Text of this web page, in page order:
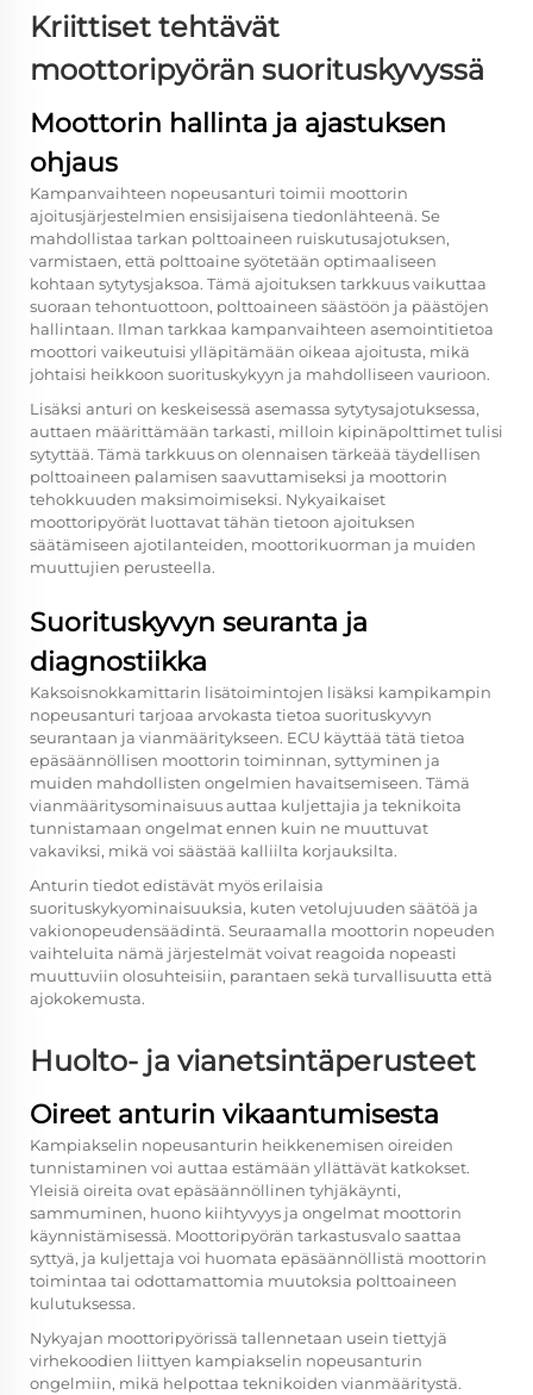
Kriittiset tehtävät
moottoripyörän suorituskyvyssä
Moottorin hallinta ja ajastuksen
ohjaus
Kampanvaihteen nopeusanturi toimii moottorin
ajoitusjärjestelmien ensisijaisena tiedonlähteenä. Se
mahdollistaa tarkan polttoaineen ruiskutusajotuksen,
varmistaen, että polttoaine syötetään optimaaliseen
kohtaan sytytysjaksoa. Tämä ajoituksen tarkkuus vaikuttaa
suoraan tehontuottoon, polttoaineen säästöön ja päästöjen
hallintaan. Ilman tarkkaa kampanvaihteen asemointitietoa
moottori vaikeutuisi ylläpitämään oikeaa ajoitusta, mikä
johtaisi heikkoon suorituskykyyn ja mahdolliseen vaurioon.
Lisäksi anturi on keskeisessä asemassa sytytysajotuksessa,
auttaen määrittämään tarkasti, milloin kipinäpolttimet tulisi
sytyttää. Tämä tarkkuus on olennaisen tärkeää täydellisen
polttoaineen palamisen saavuttamiseksi ja moottorin
tehokkuuden maksimoimiseksi. Nykyaikaiset
moottoripyörät luottavat tähän tietoon ajoituksen
säätämiseen ajotilanteiden, moottorikuorman ja muiden
muuttujien perusteella.
Suorituskyvyn seuranta ja
diagnostiikka
Kaksoisnokkamittarin lisätoimintojen lisäksi kampikampin
nopeusanturi tarjoaa arvokasta tietoa suorituskyvyn
seurantaan ja vianmääritykseen. ECU käyttää tätä tietoa
epäsäännöllisen moottorin toiminnan, syttyminen ja
muiden mahdollisten ongelmien havaitsemiseen. Tämä
vianmääritysominaisuus auttaa kuljettajia ja teknikoita
tunnistamaan ongelmat ennen kuin ne muuttuvat
vakaviksi, mikä voi säästää kalliilta korjauksilta.
Anturin tiedot edistävät myös erilaisia
suorituskykyominaisuuksia, kuten vetolujuuden säätöä ja
vakionopeudensäädintä. Seuraamalla moottorin nopeuden
vaihteluita nämä järjestelmät voivat reagoida nopeasti
muuttuviin olosuhteisiin, parantaen sekä turvallisuutta että
ajokokemusta.
Huolto- ja vianetsintäperusteet
Oireet anturin vikaantumisesta
Kampiakselin nopeusanturin heikkenemisen oireiden
tunnistaminen voi auttaa estämään yllättävät katkokset.
Yleisiä oireita ovat epäsäännöllinen tyhjäkäynti,
sammuminen, huono kiihtyvyys ja ongelmat moottorin
käynnistämisessä. Moottoripyörän tarkastusvalo saattaa
syttyä, ja kuljettaja voi huomata epäsäännöllistä moottorin
toimintaa tai odottamattomia muutoksia polttoaineen
kulutuksessa.
Nykyajan moottoripyörissä tallennetaan usein tiettyjä
virhekoodien liittyen kampiakselin nopeusanturin
ongelmiin, mikä helpottaa teknikoiden vianmääritystä.